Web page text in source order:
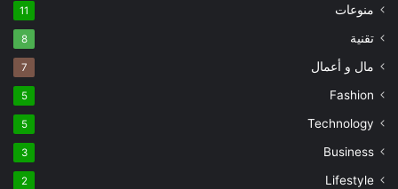
منوعات 11
تقنية 8
مال و أعمال 7
Fashion
5
Technology
5
Business
3
Lifestyle
2